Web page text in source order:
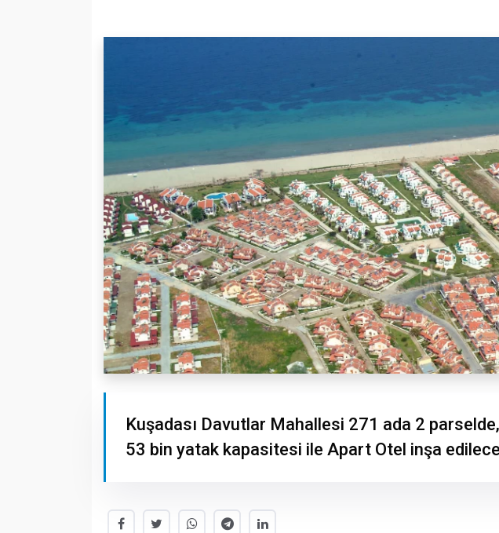
Kuşadası Davutlar Mahallesi 271 ada 2
53 bin yatak kapasitesi ile Apart Otel inşa